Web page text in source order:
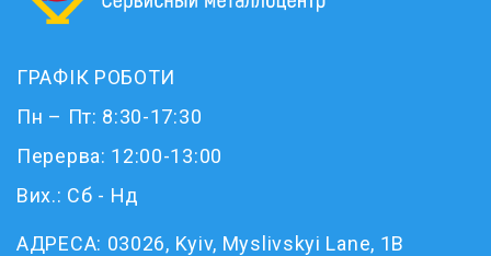
ГРАФІК РОБОТИ
Пн – Пт: 8:30-17:30
Перерва: 12:00-13:00
Вих.: Сб - Нд
АДРЕСА: 03026, Kyiv, Myslivskyi Lane, 1B